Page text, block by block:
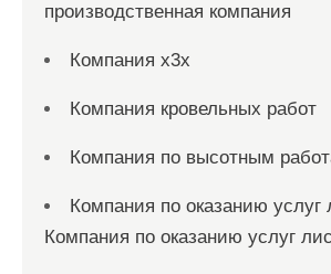
производственная компания
Компания x3x
Компания кровельных работ
Компания по высотным
Компания по оказанию услуг
Компания по оказанию услуг